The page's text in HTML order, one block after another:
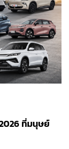
ที่มนุษย์